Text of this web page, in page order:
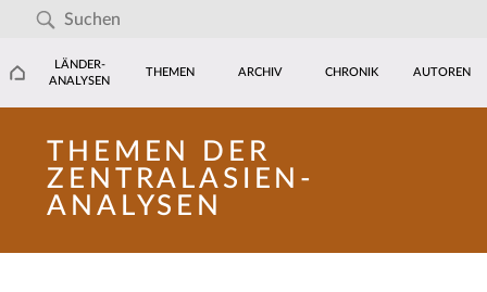
LÄNDER-
ANALYSEN
THEMEN ARCHIV CHRONIK AUTOREN
THEMEN DER
ZENTRALASIEN-
ANALYSEN